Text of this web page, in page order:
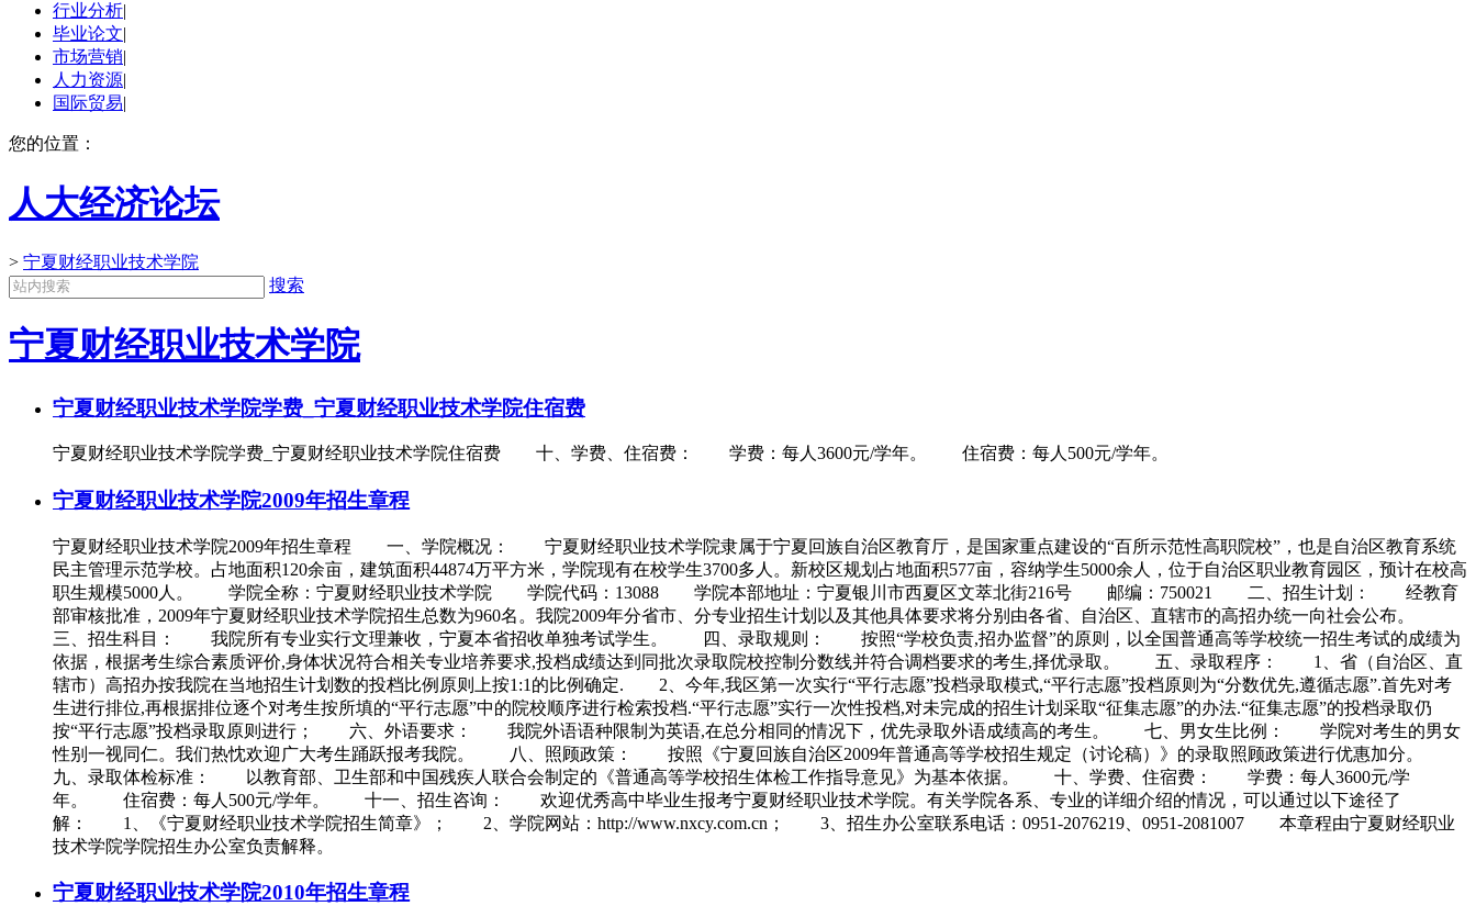
行业分析|
毕业论文|
市场营销|
人力资源|
国际贸易|
您的位置：
人大经济论坛
> 宁夏财经职业技术学院
搜索
宁夏财经职业技术学院
宁夏财经职业技术学院学费_宁夏财经职业技术学院住宿费
宁夏财经职业技术学院学费_宁夏财经职业技术学院住宿费 十、学费、住宿费： 学费：每人3600元/学年。 住宿费：每人500元/学年。
宁夏财经职业技术学院2009年招生章程
宁夏财经职业技术学院2009年招生章程 一、学院概况： 宁夏财经职业技术学院隶属于宁夏回族自治区教育厅，是国家重点建设的“百所示范性高职院校”，也是自治区教育系统
民主管理示范学校。占地面积120余亩，建筑面积44874万平方米，学院现有在校学生3700多人。新校区规划占地面积577亩，容纳学生5000余人，位于自治区职业教育园区，预计在校高
职生规模5000人。 学院全称：宁夏财经职业技术学院 学院代码：13088 学院本部地址：宁夏银川市西夏区文萃北街216号 邮编：750021 二、招生计划： 经教育
部审核批准，2009年宁夏财经职业技术学院招生总数为960名。我院2009年分省市、分专业招生计划以及其他具体要求将分别由各省、自治区、直辖市的高招办统一向社会公布。
三、招生科目： 我院所有专业实行文理兼收，宁夏本省招收单独考试学生。 四、录取规则： 按照“学校负责,招办监督”的原则，以全国普通高等学校统一招生考试的成绩为
依据，根据考生综合素质评价,身体状况符合相关专业培养要求,投档成绩达到同批次录取院校控制分数线并符合调档要求的考生,择优录取。 五、录取程序： 1、省（自治区、直
辖市）高招办按我院在当地招生计划数的投档比例原则上按1:1的比例确定. 2、今年,我区第一次实行“平行志愿”投档录取模式,“平行志愿”投档原则为“分数优先,遵循志愿”.首先对考
生进行排位,再根据排位逐个对考生按所填的“平行志愿”中的院校顺序进行检索投档.“平行志愿”实行一次性投档,对未完成的招生计划采取“征集志愿”的办法.“征集志愿”的投档录取仍
按“平行志愿”投档录取原则进行； 六、外语要求： 我院外语语种限制为英语,在总分相同的情况下，优先录取外语成绩高的考生。 七、男女生比例： 学院对考生的男女
性别一视同仁。我们热忱欢迎广大考生踊跃报考我院。 八、照顾政策： 按照《宁夏回族自治区2009年普通高等学校招生规定（讨论稿）》的录取照顾政策进行优惠加分。
九、录取体检标准： 以教育部、卫生部和中国残疾人联合会制定的《普通高等学校招生体检工作指导意见》为基本依据。 十、学费、住宿费： 学费：每人3600元/学
年。 住宿费：每人500元/学年。 十一、招生咨询： 欢迎优秀高中毕业生报考宁夏财经职业技术学院。有关学院各系、专业的详细介绍的情况，可以通过以下途径了
解： 1、《宁夏财经职业技术学院招生简章》； 2、学院网站：http://www.nxcy.com.cn； 3、招生办公室联系电话：0951-2076219、0951-2081007 本章程由宁夏财经职业
技术学院学院招生办公室负责解释。
宁夏财经职业技术学院2010年招生章程